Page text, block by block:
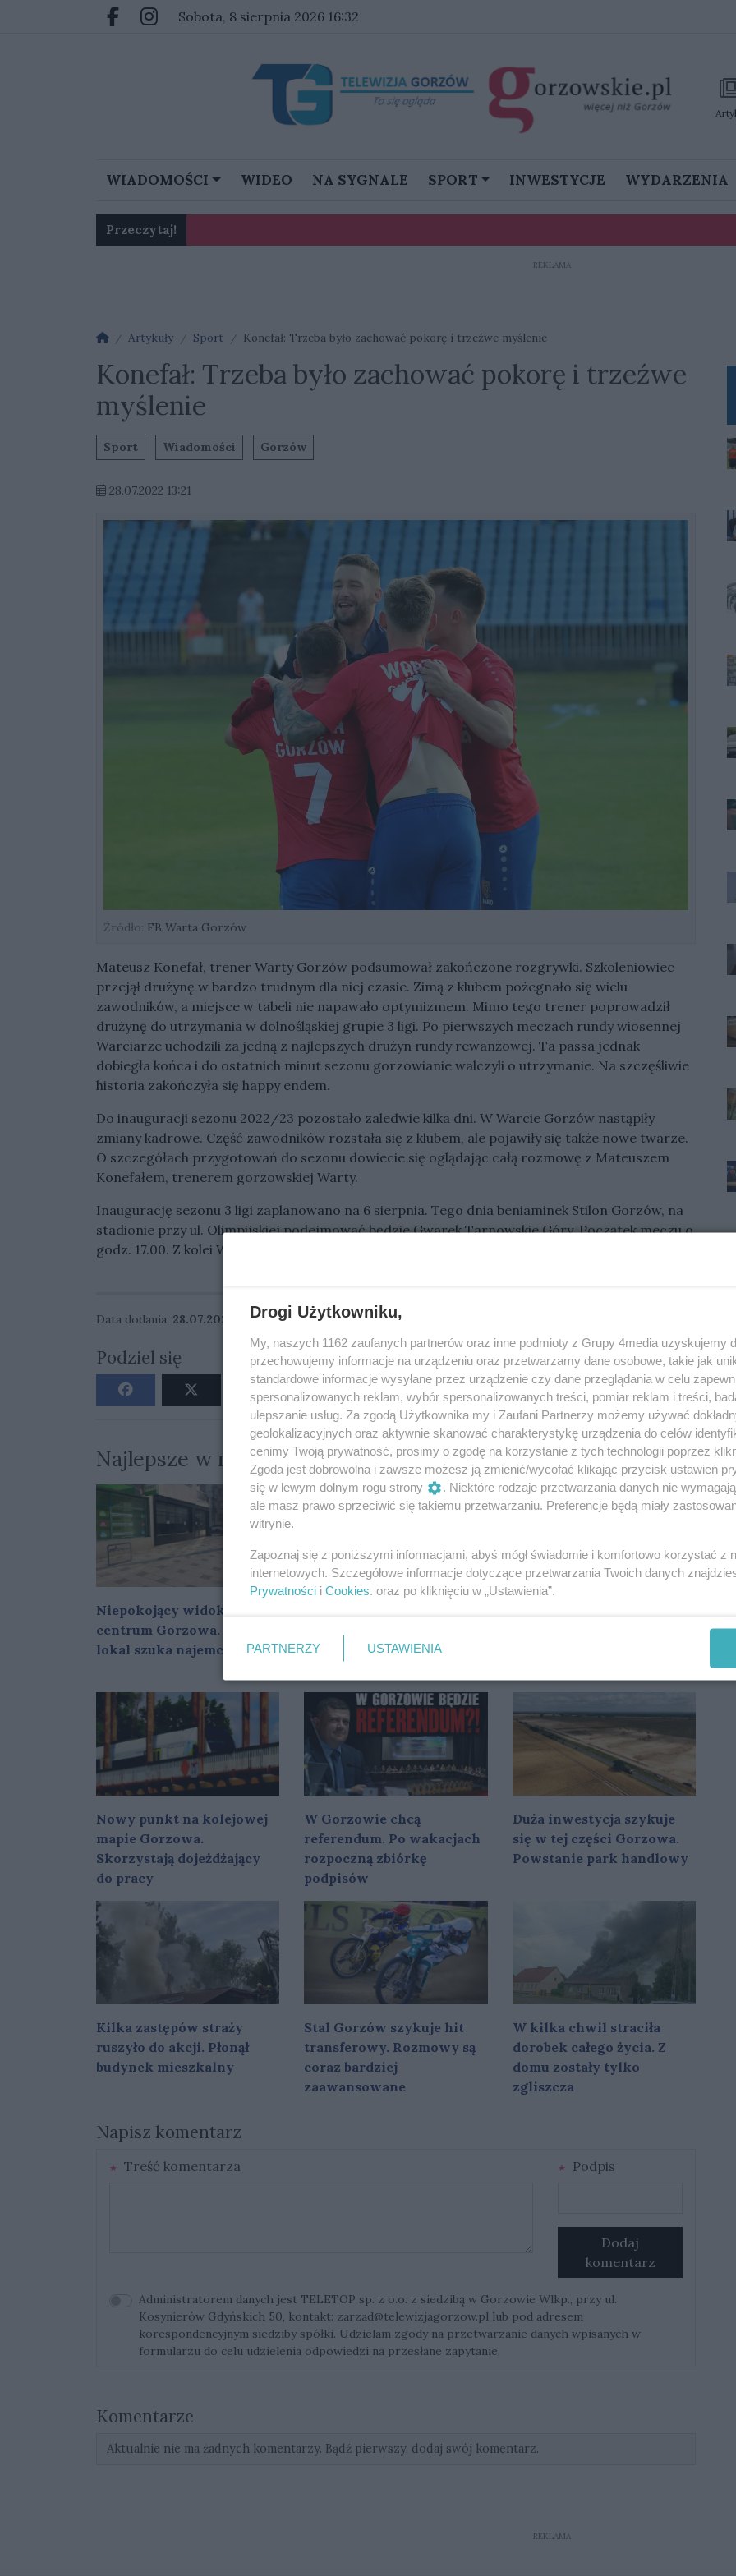
Przejdź do głównych treści
Przejdź do głównego menu
Facebook.com
Instagram.com
sobota, 8 sierpnia 2026 16:32
WIADOMOŚCI WIDEO NA SYGNALE SPORT INWESTYCJE WYDARZENIA
Przeczytaj!
REKLAMA
Strona główna
Artykuły Sport Konefał: Trzeba było zachować pokorę i trzeźwe myślenie
Konefał: Trzeba było zachować pokorę i trzeźwe
myślenie
Sport Wiadomości Gorzów
28.07.2022 13:21
Źródło: FB Warta Gorzów
Mateusz Konefał, trener Warty Gorzów podsumował zakończone rozgrywki. Szkoleniowiec
przejął drużynę w bardzo trudnym dla niej czasie. Zimą z klubem pożegnało się wielu
zawodników, a miejsce w tabeli nie napawało optymizmem. Mimo tego trener poprowadził
drużynę do utrzymania w dolnośląskiej grupie 3 ligi. Po pierwszych meczach rundy wiosennej
Warciarze uchodzili za jedną z najlepszych drużyn rundy rewanżowej. Ta passa jednak
dobiegła końca i do ostatnich minut sezonu gorzowianie walczyli o utrzymanie. Na szczęśliwie
historia zakończyła się happy endem.
Do inauguracji sezonu 2022/23 pozostało zaledwie kilka dni. W Warcie Gorzów nastąpiły
zmiany kadrowe. Część zawodników rozstała się z klubem, ale pojawiły się także nowe twarze.
O szczegółach przygotowań do sezonu dowiecie się oglądając całą rozmowę z Mateuszem
Konefałem, trenerem gorzowskiej Warty.
Inaugurację sezonu 3 ligi zaplanowano na 6 sierpnia. Tego dnia beniaminek Stilon Gorzów, na
stadionie przy ul. Olimpijskiej podejmować będzie Gwarek Tarnowskie Góry. Początek meczu o
godz. 17.00. Z kolei Warta Gorzów na wyjeździe zmierzy się z Polonią Bytom.
Data dodania: 28.07.2022 13:21
Podziel się Oceń
0 0
Najlepsze w miesiącu
Niepokojący widok w
centrum Gorzowa. Kolejny
lokal szuka najemcy
któremu miasto
Nowy punkt na kolejowej
mapie Gorzowa.
Skorzystają dojeżdżający
do pracy
W Gorzowie chcą
referendum. Po wakacjach
rozpoczną zbiórkę
podpisów
Duża inwestycja szykuje
się w tej części Gorzowa.
Powstanie park handlowy
Kilka zastępów straży
ruszyło do akcji. Płonął
budynek mieszkalny
Stal Gorzów szykuje hit
transferowy. Rozmowy są
coraz bardziej
zaawansowane
W kilka chwil straciła
dorobek całego życia. Z
domu zostały tylko
zgliszcza
Napisz komentarz
Treść komentarza Podpis
Dodaj
komentarz
Administratorem danych jest TELETOP sp. z o.o. z siedzibą w Gorzowie Wlkp., przy ul.
Kosynierów Gdyńskich 50, kontakt: zarzad@telewizjagorzow.pl lub pod adresem
korespondencyjnym siedziby spółki. Udzielam zgody na przetwarzanie danych wpisanych w
formularzu do celu udzielenia odpowiedzi na przesłane zapytanie.
Komentarze
Aktualnie nie ma żadnych komentarzy. Bądź pierwszy, dodaj swój komentarz.
REKLAMA
Drogi Użytkowniku,
My, naszych 1162 zaufanych partnerów oraz inne podmioty z Grupy 4media uzyskujemy
przechowujemy informacje na urządzeniu oraz przetwarzamy dane osobowe, takie jak
standardowe informacje wysyłane przez urządzenie czy dane przeglądania w celu
spersonalizowanych reklam, wybór spersonalizowanych treści, pomiar reklam i treści,
ulepszanie usług. Za zgodą Użytkownika my i Zaufani Partnerzy możemy używać
geolokalizacyjnych oraz aktywnie skanować charakterystykę urządzenia do celów
cenimy Twoją prywatność, prosimy o zgodę na korzystanie z tych technologii poprzez
Zgoda jest dobrowolna i zawsze możesz ją zmienić/wycofać klikając przycisk ustawień
się w lewym dolnym rogu strony
. Niektóre rodzaje przetwarzania danych nie
ale masz prawo sprzeciwić się takiemu przetwarzaniu. Preferencje będą miały
witrynie.
Zapoznaj się z poniższymi informacjami, abyś mógł świadomie i komfortowo korzystać z
internetowych. Szczegółowe informacje dotyczące przetwarzania Twoich danych
Prywatności i Cookies . oraz po kliknięciu w „Ustawienia”.
PARTNERZY USTAWIENIA